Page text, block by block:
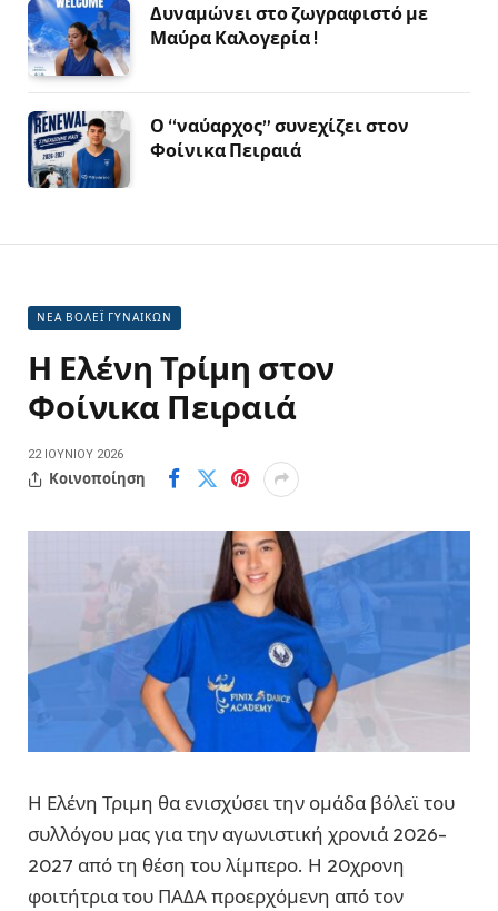
Δυναμώνει στο ζωγραφιστό με
Μαύρα Καλογερία !
Ο “ναύαρχος” συνεχίζει στον
Φοίνικα Πειραιά
ΝΕΑ ΒΟΛΕΪ ΓΥΝΑΙΚΩΝ
Η Ελένη Τρίμη στον
Φοίνικα Πειραιά
22 ΙΟΥΝΊΟΥ 2026
Κοινοποίηση
Η Ελένη Τριμη θα ενισχύσει την ομάδα βόλεϊ του
συλλόγου μας για την αγωνιστική χρονιά 2026-
2027 από τη θέση του λίμπερο. Η 20χρονη
φοιτήτρια του ΠΑΔΑ προερχόμενη από τον